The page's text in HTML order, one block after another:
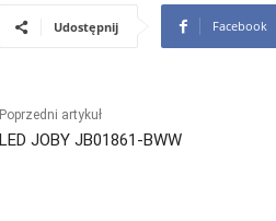
Udostępnij Facebook
Poprzedni artykuł
LED JOBY JB01861-BWW